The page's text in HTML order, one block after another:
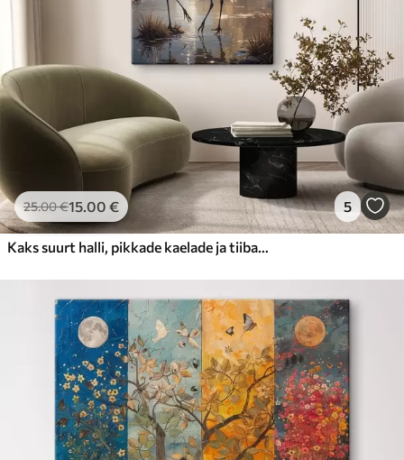
25.00€15.00 € 5
Kaks suurt halli, pikkade kaelade ja tiibadega kraanat, mis seisavad puudest ümbritsetud udujärves